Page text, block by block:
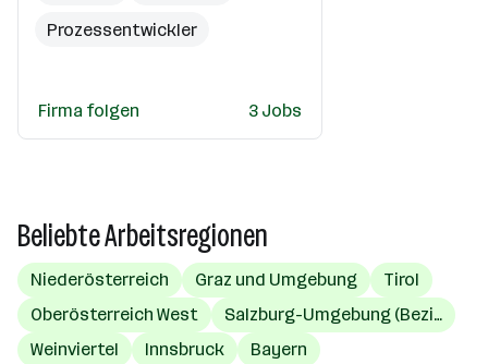
Prozessentwickler
Firma folgen
3 Jobs
Beliebte Arbeitsregionen
Niederösterreich Graz und Umgebung
Tirol
Oberösterreich West
Salzburg-Umgebung (Bezirk)
Weinviertel
Innsbruck Bayern